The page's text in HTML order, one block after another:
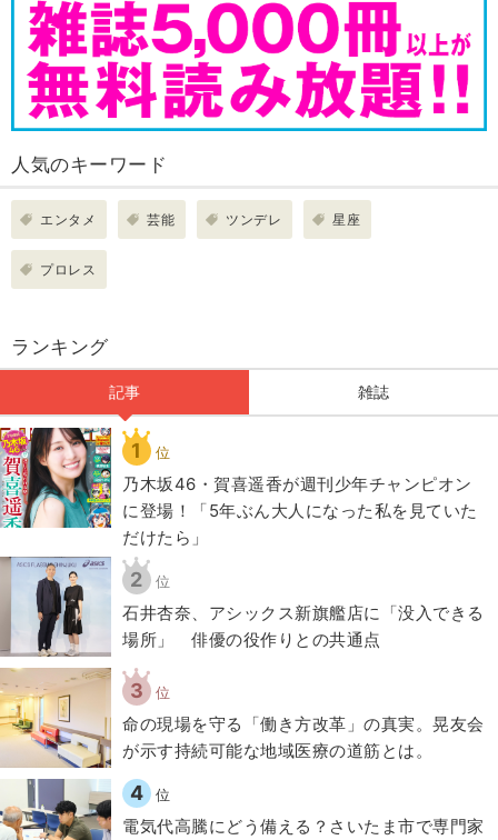
人気のキーワード
エンタメ 芸能 ツンデレ 星座
プロレス
ランキング
記事 雑誌
1 位
乃木坂46・賀喜遥香が週刊少年チャンピオン
に登場！「5年ぶん大人になった私を見ていた
だけたら」
2 位
石井杏奈、アシックス新旗艦店に「没入できる
場所」 俳優の役作りとの共通点
3 位
​命の現場を守る「働き方改革」の真実。晃友会
が示す持続可能な地域医療の道筋とは。
4 位
電気代高騰にどう備える？さいたま市で専門家